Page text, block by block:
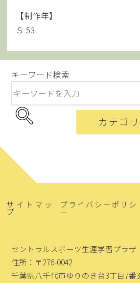
【制作年】
Ｓ 53
キーワード検索
カテゴ
サイトマッ
プ
プライバシーポリシ
ー
セントラルスポーツ生涯学習プラザ
住所：〒276-0042
千葉県八千代市ゆりのき台3丁目7